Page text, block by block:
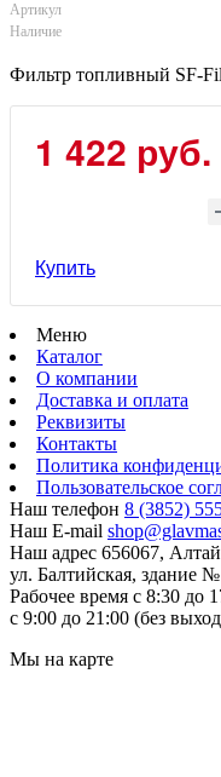
Артикул
Наличие
Фильтр топливный SF-
1 422 руб.
Купить
Меню
Каталог
О компании
Доставка и оплата
Реквизиты
Контакты
Политика
Пользовательское
Наш телефон 8 (3852)
Наш E-mail
Наш адрес 656067,
ул. Балтийская, здание
Рабочее время с 8:30 до
с 9:00 до 21:00 (без
Мы на карте